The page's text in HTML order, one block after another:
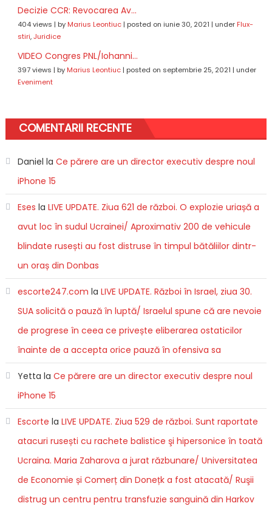
Decizie CCR: Revocarea Av...
404 views | by Marius Leontiuc| posted on iunie 30, 2021 | under Flux-
stiri,Juridice
VIDEO Congres PNL/Iohanni...
397 views | by Marius Leontiuc| posted on septembrie 25, 2021 | under
Eveniment
COMENTARII RECENTE
Daniel la Ce părere are un director executiv despre noul
iPhone 15
Eses la LIVE UPDATE. Ziua 621 de război. O explozie uriașă a
avut loc în sudul Ucrainei/ Aproximativ 200 de vehicule
blindate rusești au fost distruse în timpul bătăliilor dintr-
un oraș din Donbas
escorte247.com la LIVE UPDATE. Război în Israel, ziua 30.
SUA solicită o pauză în luptă/ Israelul spune că are nevoie
de progrese în ceea ce privește eliberarea ostaticilor
înainte de a accepta orice pauză în ofensiva sa
Yetta la Ce părere are un director executiv despre noul
iPhone 15
Escorte la LIVE UPDATE. Ziua 529 de război. Sunt raportate
atacuri rusești cu rachete balistice şi hipersonice în toată
Ucraina. Maria Zaharova a jurat răzbunare/ Universitatea
de Economie și Comerț din Donețk a fost atacată/ Ruşii
distrug un centru pentru transfuzie sanguină din Harkov